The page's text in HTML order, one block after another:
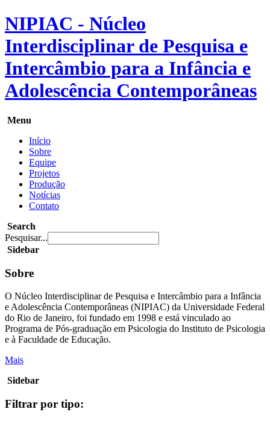
NIPIAC - Núcleo
Interdisciplinar de Pesquisa e
Intercâmbio para a Infância e
Adolescência Contemporâneas
Menu
Início
Sobre
Equipe
Projetos
Produção
Notícias
Contato
Search
Pesquisar...
Sidebar
Sobre
O Núcleo Interdisciplinar de Pesquisa e Intercâmbio para a Infância
e Adolescência Contemporâneas (NIPIAC) da Universidade Federal
do Rio de Janeiro, foi fundado em 1998 e está vinculado ao
Programa de Pós-graduação em Psicologia do Instituto de Psicologia
e à Faculdade de Educação.
Mais
Sidebar
Filtrar por tipo: